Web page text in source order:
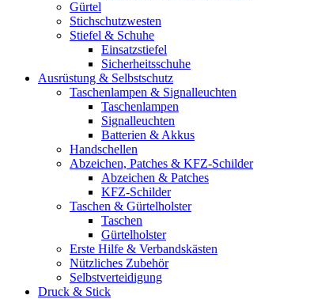
Gürtel
Stichschutzwesten
Stiefel & Schuhe
Einsatzstiefel
Sicherheitsschuhe
Ausrüstung & Selbstschutz
Taschenlampen & Signalleuchten
Taschenlampen
Signalleuchten
Batterien & Akkus
Handschellen
Abzeichen, Patches & KFZ-Schilder
Abzeichen & Patches
KFZ-Schilder
Taschen & Gürtelholster
Taschen
Gürtelholster
Erste Hilfe & Verbandskästen
Nützliches Zubehör
Selbstverteidigung
Druck & Stick